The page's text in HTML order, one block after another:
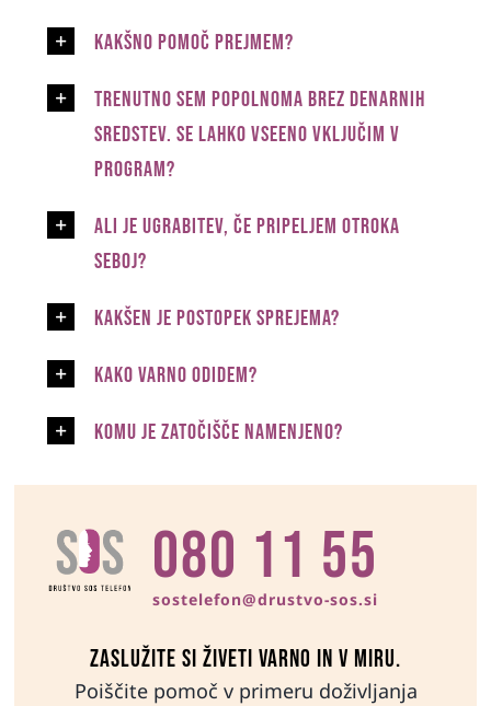
Kakšno pomoč prejmem?
Trenutno sem popolnoma brez denarnih
sredstev. Se lahko vseeno vključim v
program?
Ali je ugrabitev, če pripeljem otroka
seboj?
Kakšen je postopek sprejema?
Kako varno odidem?
Komu je Zatočišče namenjeno?
080 11 55
sostelefon@drustvo-sos.si
Zaslužite si živeti varno in v miru.
Poiščite pomoč v primeru doživljanja